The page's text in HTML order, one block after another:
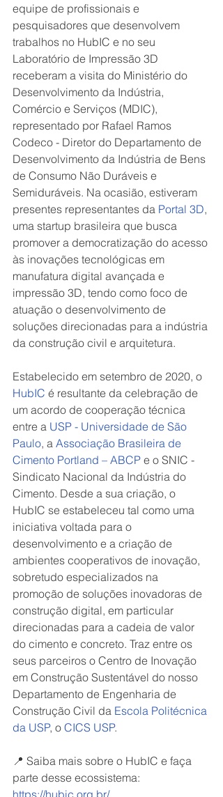
equipe de profissionais e
pesquisadores que desenvolvem
trabalhos no HubIC e no seu
Laboratório de Impressão 3D
receberam a visita do Ministério do
Desenvolvimento da Indústria,
Comércio e Serviços (MDIC),
representado por Rafael Ramos
Codeco - Diretor do Departamento de
Desenvolvimento da Indústria de Bens
de Consumo Não Duráveis e
Semiduráveis. Na ocasião, estiveram
presentes representantes da Portal 3D,
uma startup brasileira que busca
promover a democratização do acesso
às inovações tecnológicas em
manufatura digital avançada e
impressão 3D, tendo como foco de
atuação o desenvolvimento de
soluções direcionadas para a indústria
da construção civil e arquitetura.
Estabelecido em setembro de 2020, o
HubIC é resultante da celebração de
um acordo de cooperação técnica
entre a USP - Universidade de São
Paulo, a Associação Brasileira de
Cimento Portland – ABCP e o SNIC -
Sindicato Nacional da Indústria do
Cimento. Desde a sua criação, o
HubIC se estabeleceu tal como uma
iniciativa voltada para o
desenvolvimento e a criação de
ambientes cooperativos de inovação,
sobretudo especializados na
promoção de soluções inovadoras de
construção digital, em particular
direcionadas para a cadeia de valor
do cimento e concreto. Traz entre os
seus parceiros o Centro de Inovação
em Construção Sustentável do nosso
Departamento de Engenharia de
Construção Civil da Escola Politécnica
da USP, o CICS USP.
📍 Saiba mais sobre o HubIC e faça
parte desse ecossistema:
https://hubic.org.br/